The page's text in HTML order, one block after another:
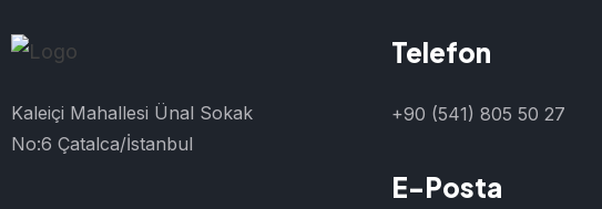
Kaleiçi Mahallesi Ünal Sokak
No:6 Çatalca/İstanbul
Telefon
+90 (541) 805 50 27
E-Posta